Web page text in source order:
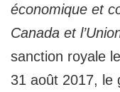
économique et
Canada et
sanction royale
31 août 2017, le